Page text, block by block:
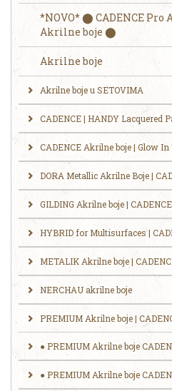
*NOVO* ⬤ CADENCE Pro
Akrilne boje ⬤
Akrilne boje
Akrilne boje u SETOVIMA
CADENCE | HANDY Lacquered
CADENCE Akrilne boje | Glow In
DORA Metallic Akrilne Boje |
GILDING Akrilne boje | CADENCE
HYBRID for Multisurfaces |
METALIK Akrilne boje |
NERCHAU akrilne boje
PREMIUM Akrilne boje |
● PREMIUM Akrilne boje
● PREMIUM Akrilne boje